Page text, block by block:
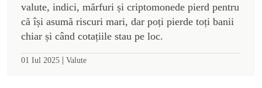
valute, indici, mărfuri și criptomonede pierd pentru
că își asumă riscuri mari, dar poți pierde toți banii
chiar și când cotațiile stau pe loc.
01 Iul 2025 | Valute